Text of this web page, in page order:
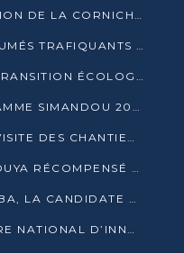
LA BADEA FINANCE L’EXTENSION DE LA CORNICHE SUD DE BRAZZAVILLE
CUVETTE-OUEST : SEPT PRÉSUMÉS TRAFIQUANTS DE FAUNE INTERPELLÉS À EWO ET KELLÉ
LA SNPC PLAIDE POUR UNE TRANSITION ÉCOLOGIQUE PROGRESSIVE
CONGO-GUINÉE : LE PROGRAMME SIMANDOU 2040 AU CŒUR DES ÉCHANGES À LA BAD
LE CONGO ET LA BADEA EN VISITE DES CHANTIERS
BAD 2026 : MAMADI DOUMBOUYA RÉCOMPENSÉ PAR LE TROPHÉE BABACAR NDIAYE À BRAZZAVILLE
ÉLECTION À L’OIF : COUMBA BA, LA CANDIDATE DISCRÈTE QUI BOUSCULE LE JEU DIPLOMATIQUE
LE CONGO LANCE SON CENTRE NATIONAL D’INNOVATION